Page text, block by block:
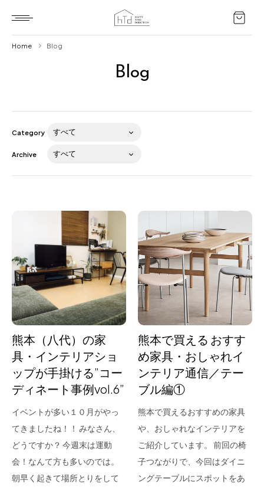
About us
for Business
Recruit
Contact
フラッグシップストア
0965-52-0323
熊本店
096-274-8175
Blog
Home Blog
Category
Archive
熊本（八代）の家
具・インテリアショ
ップが手掛ける”コー
ディネート事例vol.6”
イベントが多い１０月がやっ
てきましたね！！ みなさん、
どうですか？ 今週末は運動
会！なんて方も多いのでは。
朝早く起きて場所とりをして
熊本で買える おすす
め家具・おしゃれイ
ンテリア通信／テー
ブル編①
熊本で買えるおすすめの家具
や、おしゃれなインテリアを
ご紹介しています。 前回の椅
子つながりで、今回はダイニ
ングテーブルにスポットをあ